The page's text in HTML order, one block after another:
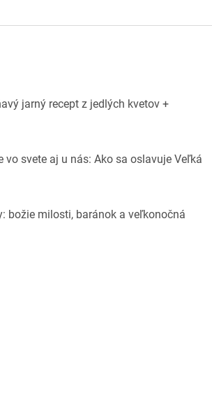
jarný recept z jedlých kvetov +
vo svete aj u nás: Ako sa oslavuje Veľká
božie milosti, baránok a veľkonočná